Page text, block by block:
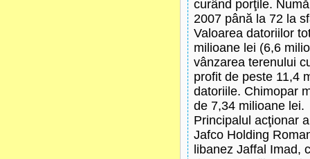
curând porţile.
2007 până la 72 la
Valoarea datoriilor
milioane lei (6,6
vânzarea terenului
profit de peste 11,4
datoriile. Chimopar
de 7,34 milioane lei.
Principalul acţionar
Jafco Holding
libanez Jaffal Imad,